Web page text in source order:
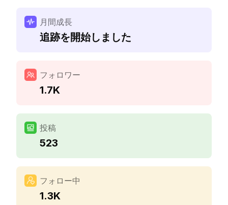
月間成長
追跡を開始しました
フォロワー
1.7K
投稿
523
フォロー中
1.3K